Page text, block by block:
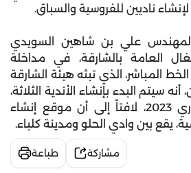
ناديين للفروسية والسباق.
علي بن شاهين السويدي
العامة بالشارقة، في مداخلة
المباشر، الذي تبثه هيئة الشارقة
أنه سيتم البدء بإنشاء الأندية الثلاثة،
خلال العمل الجاري 2023، لافتاً إلى أن موقع إنشاء
يقع بين وادي الحلو ومدينة كلباء.
مشاركة طباعة